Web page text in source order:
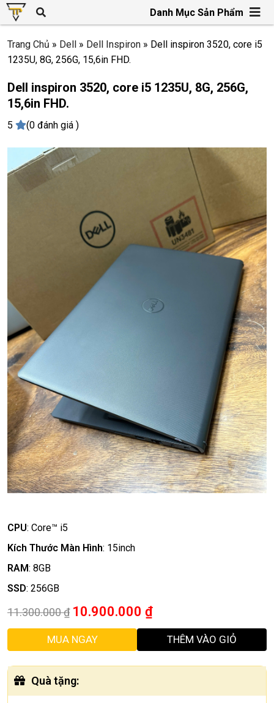
Danh Mục Sản Phẩm
Trang Chủ » Dell » Dell Inspiron » Dell inspiron 3520, core i5
1235U, 8G, 256G, 15,6in FHD.
Dell inspiron 3520, core i5 1235U, 8G, 256G,
15,6in FHD.
5 (0 đánh giá )
CPU: Core™ i5
Kích Thước Màn Hình: 15inch
RAM: 8GB
SSD: 256GB
11.300.000₫ 10.900.000 ₫
MUA NGAY THÊM VÀO GIỎ
Quà tặng: